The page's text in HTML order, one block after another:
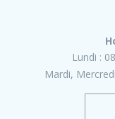
Lundi :
Mardi,